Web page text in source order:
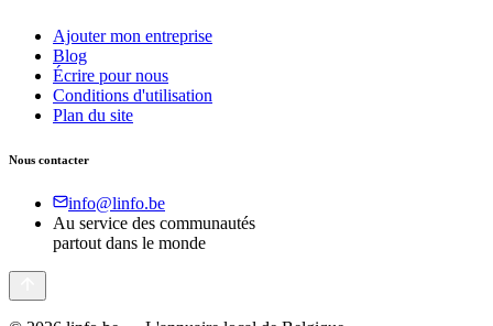
Ajouter mon entreprise
Blog
Écrire pour nous
Conditions d'utilisation
Plan du site
Nous contacter
info@linfo.be
Au service des communautés
partout dans le monde